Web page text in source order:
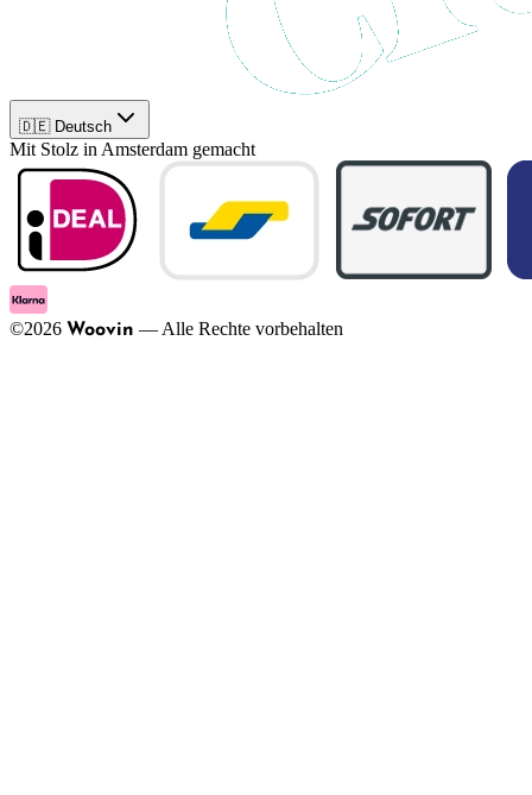
🇩🇪 Deutsch
Mit Stolz in Amsterdam gemacht
©2026 Woovin — Alle Rechte vorbehalten